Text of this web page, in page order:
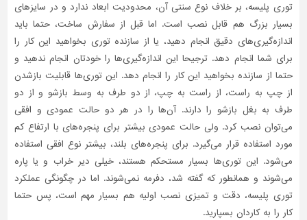
توری پلیسه، بر خلاف نوع سنتی آن، محدودیت ابعاد ندارد و در سایزهای
بسیار بزرگ هم قابل نصب‌ است. اما قبل از سفارش ساخت، حتما باید
اندازه‌گیری‌های دقیق انجام دهید، یا از سازنده توری بخواهید این کار را
برای شما انجام دهد. ترجیحا این اندازه‌گیری‌ها را خودتان انجام ندهید و
حتما از سازنده بخواهید این کار را انجام دهد. این توری‌ها قابلیت بازشدن
از چپ به راست، از راست به چپ، از دو طرف به وسط بازشو و از دو
طرف به بغل بازشو را دارند. آن‌ها را در هر دو حالت عمودی و افقی
می‌توان نصب کرد. ولی حالت عمودی بیشتر برای پنجره‌های با ارتفاع کم
مورد استفاده قرار می‌گیرد. برای پنجره‌های بلند، بیشتر نوع افقی استفاده
می‌شود. این توری‌ها بسیار مستحکم هستند، خیلی دیر خراب و یا پاره
می‌شوند و همانطور که گفته شد، دفرمه نمی‌شوند. اما در چگونگی عملکرد
توری پلیسه، دقت و تمیزی نصب اولیه هم بسیار مهم است، پس حتما
کار را به کاردان بسپارید.